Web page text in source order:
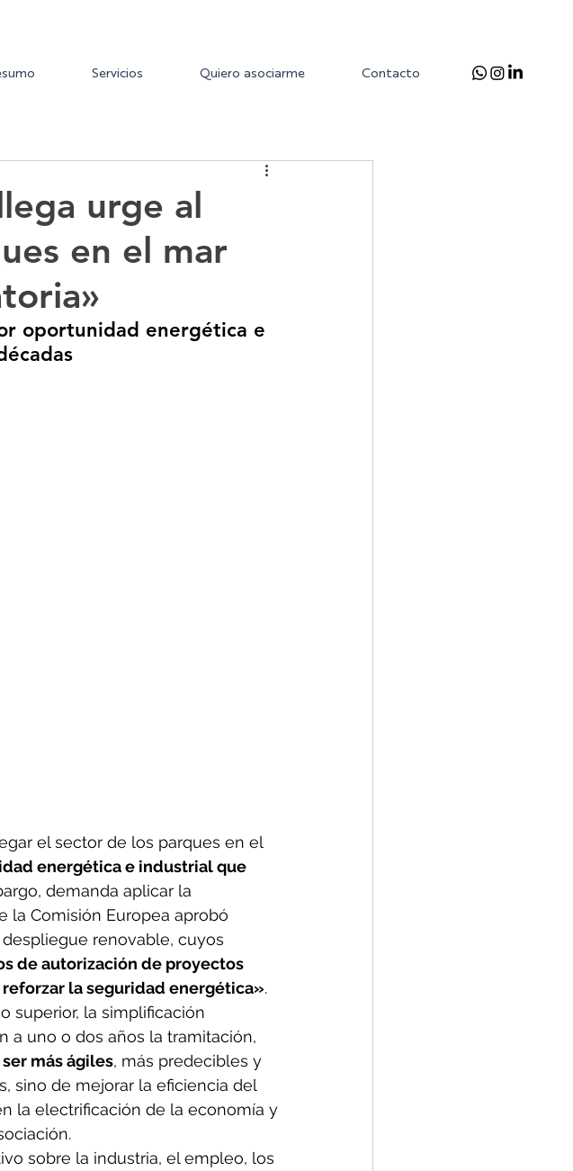
Servicios Quiero asociarme Contacto
urge al
en el mar
oportunidad energética e
el sector de los parques en el
energética e industrial que
demanda aplicar la
la Comisión Europea aprobó
renovable, cuyos
de autorización de proyectos
la seguridad energética».
superior, la simplificación
a uno o dos años la tramitación,
más ágiles, más predecibles y
sino de mejorar la eficiencia del
la electrificación de la economía y
sobre la industria, el empleo, los